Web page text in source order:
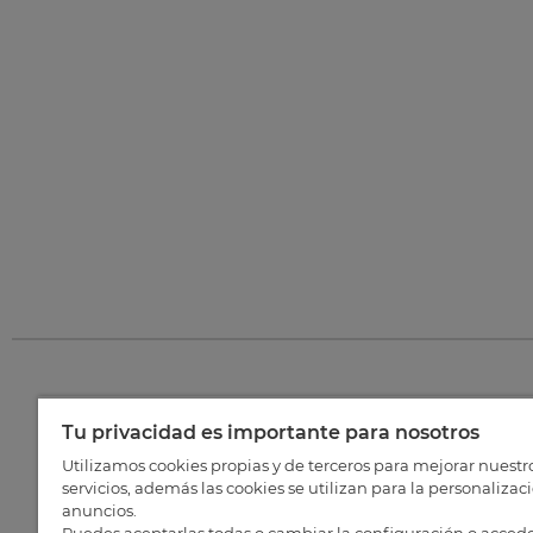
Tu privacidad es importante para nosotros
Utilizamos cookies propias y de terceros para mejorar
servicios, además las cookies se utilizan para la
anuncios.